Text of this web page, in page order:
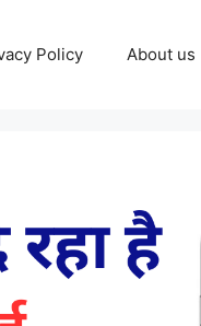
Policy About us